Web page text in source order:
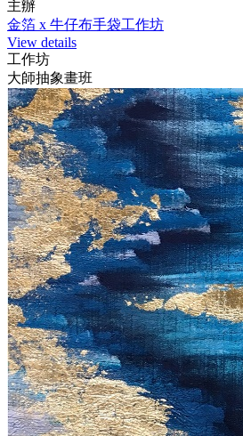
主辦
金箔 x 牛仔布手袋工作坊
View details
工作坊
大師抽象畫班